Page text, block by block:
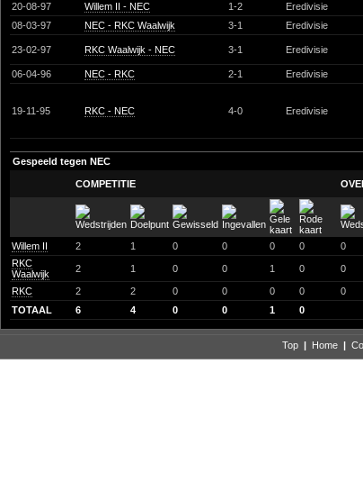
20-08-97 Willem II - NEC 1-2
Eredivisie
08-03-97
NEC - RKC Waalwijk 3-1 Eredivisie
23-02-97 RKC Waalwijk - NEC 3-1 Eredivisie
06-04-96 NEC - RKC 2-1 Eredivisie
19-11-95 RKC - NEC 4-0 Eredivisie
Gespeeld tegen NEC
COMPETITIE
Willem II 2 1 0 0 0 0 0
RKC
Waalwijk
2 1 0 0 1 0 0
RKC 2 2 0 0 0 0 0
TOTAAL
6 4 0 0 1 0
Top | Home |